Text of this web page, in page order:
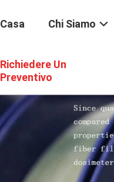
Casa Chi Siamo
Richiedere Un
Preventivo